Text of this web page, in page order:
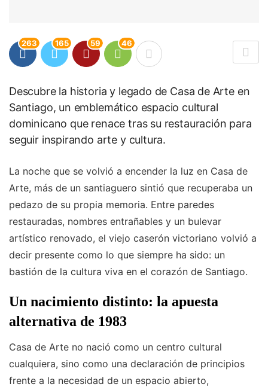
263 165 59 46
Descubre la historia y legado de Casa de Arte en
Santiago, un emblemático espacio cultural
dominicano que renace tras su restauración para
seguir inspirando arte y cultura.
La noche que se volvió a encender la luz en Casa de
Arte, más de un santiaguero sintió que recuperaba un
pedazo de su propia memoria. Entre paredes
restauradas, nombres entrañables y un bulevar
artístico renovado, el viejo caserón victoriano volvió a
decir presente como lo que siempre ha sido: un
bastión de la cultura viva en el corazón de Santiago.
Un nacimiento distinto: la apuesta
alternativa de 1983
Casa de Arte no nació como un centro cultural
cualquiera, sino como una declaración de principios
frente a la necesidad de un espacio abierto,